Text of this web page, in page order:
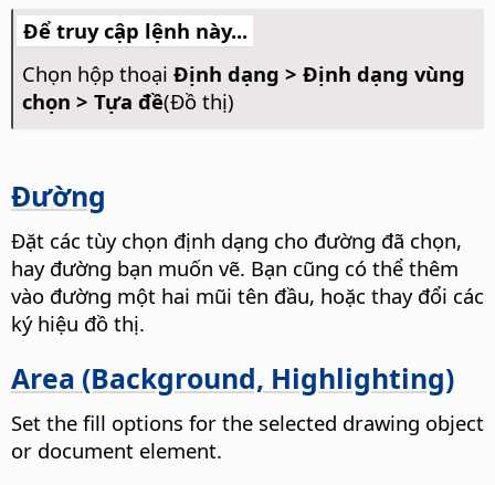
Để truy cập lệnh này...
Chọn hộp thoại Định dạng > Định dạng vùng
chọn > Tựa đề(Đồ thị)
Đường
Đặt các tùy chọn định dạng cho đường đã chọn,
hay đường bạn muốn vẽ. Bạn cũng có thể thêm
vào đường một hai mũi tên đầu, hoặc thay đổi các
ký hiệu đồ thị.
Area (Background, Highlighting)
Set the fill options for the selected drawing object
or document element.